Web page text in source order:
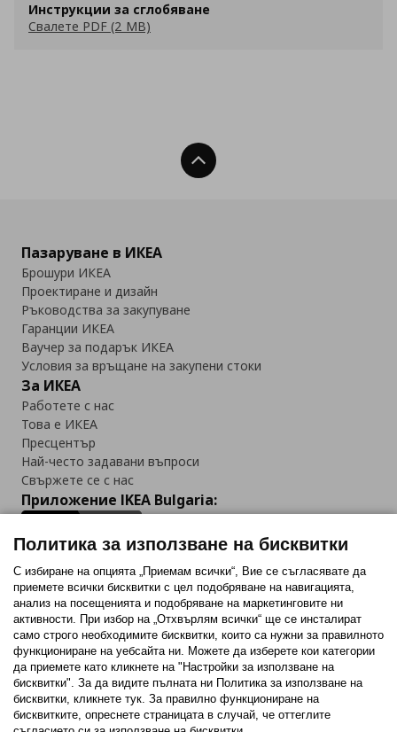
Инструкции за сглобяване
Свалете PDF (2 MB)
Нагоре
Пазаруване в ИКЕА
Брошури ИКЕА
Проектиране и дизайн
Ръководства за закупуване
Гаранции ИКЕА
Ваучер за подарък ИКЕА
Условия за връщане на закупени стоки
За ИКЕА
Работете с нас
Това е ИКЕА
Пресцентър
Най-често задавани въпроси
Свържете се с нас
Приложение IKEA Bulgaria:
Последвайте ни:
FacebookTwitterYoutubePinterestInstagram
Политика за използване на бисквитки
С избиране на опцията „Приемам всички“, Вие се съгласявате да
приемете всички бисквитки с цел подобряване на навигацията,
анализ на посещенията и подобряване на маркетинговите ни
активности. При избор на „Отхвърлям всички“ ще се инсталират
само строго необходимитe бисквитки, които са нужни за правилното
функциониране на уебсайта ни. Можете да изберете кои категории
да приемете като кликнете на "Настройки за използване на
бисквитки". За да видите пълната ни Политика за използване на
бисквитки, кликнете тук. За правилно функциониране на
бисквитките, опреснете страницата в случай, че оттеглите